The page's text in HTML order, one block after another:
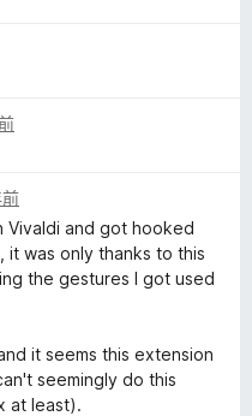
Vivaldi and got hooked
it was only thanks to this
the gestures I got used
it seems this extension
seemingly do this
at least).